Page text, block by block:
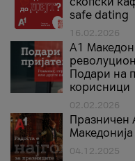
safe dating
16.02.2026
А1
Подари на
корисници
02.02.2026
Празничен
04.12.2025